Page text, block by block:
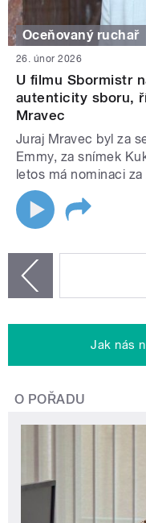
Oceňovaný ruchař
26. únor 2026
U filmu Sbormistr
autenticity sboru,
Mravec
Juraj Mravec byl za
Emmy, za snímek
letos má nominaci
Jak nás
O POŘADU